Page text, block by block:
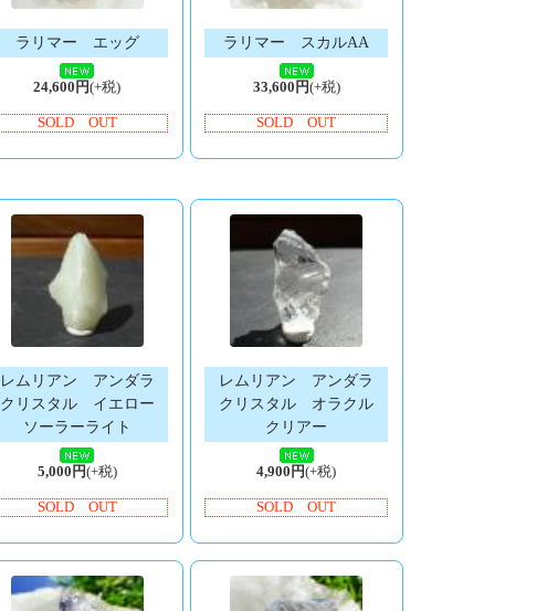
ラリマー エッグ
24,600円(+税)
SOLD OUT
ラリマー スカルAA
33,600円(+税)
SOLD OUT
レムリアン アンダラ
クリスタル イエロー
ソーラーライト
5,000円(+税)
SOLD OUT
レムリアン アンダラ
クリスタル オラクル
クリアー
4,900円(+税)
SOLD OUT